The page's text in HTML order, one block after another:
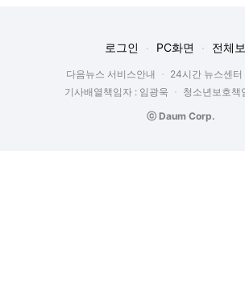
로그인 PC화면 전체
다음뉴스 서비스안내 24시간 뉴스센터
기사배열책임자 : 임광욱
청소년보호책
ⓒ Daum Corp.